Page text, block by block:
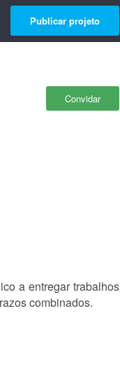
Publicar projeto
Convidar
a entregar trabalhos
combinados.